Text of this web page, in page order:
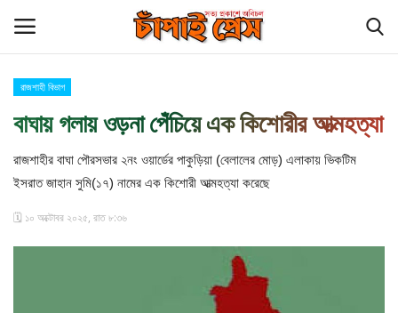
হোম
বিনোদন
রাজশাহী বিভাগ
বাঘায় গলায় ওড়না পেঁচিয়ে এক কিশোরীর আত্মহত্যা
রাজশাহীর বাঘা পৌরসভার ২নং ওয়ার্ডের পাকুড়িয়া (বেলালের মোড়) এলাকায় ভিকটিম
ইসরাত জাহান সুমি(১৭) নামের এক কিশোরী আত্মহত্যা করেছে
🗓️ ১০ অক্টোবর ২০২৫, রাত ৮:৩৬